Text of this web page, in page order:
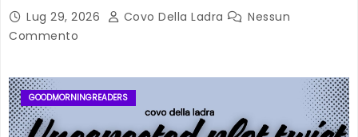
Lug 29, 2026 Covo Della Ladra
Nessun
Commento
GOODMORNINGREADERS